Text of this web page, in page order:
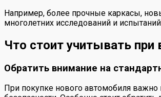
Например, более прочные каркасы,
многолетних исследований и
Что стоит учитывать
Обратить внимание на
При покупке нового автомобиля